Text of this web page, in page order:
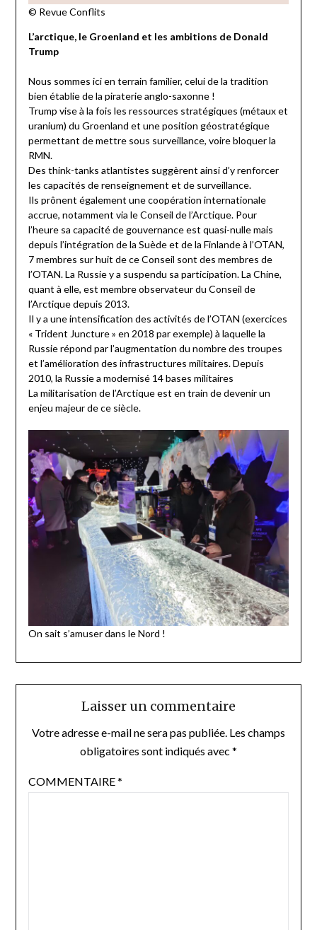
© Revue Conflits
L’arctique, le Groenland et les ambitions de Donald
Trump
Nous sommes ici en terrain familier, celui de la tradition
bien établie de la piraterie anglo-saxonne !
Trump vise à la fois les ressources stratégiques (métaux et
uranium) du Groenland et une position géostratégique
permettant de mettre sous surveillance, voire bloquer la
RMN.
Des think-tanks atlantistes suggèrent ainsi d’y renforcer
les capacités de renseignement et de surveillance.
Ils prônent également une coopération internationale
accrue, notamment via le Conseil de l’Arctique. Pour
l’heure sa capacité de gouvernance est quasi-nulle mais
depuis l’intégration de la Suède et de la Finlande à l’OTAN,
7 membres sur huit de ce Conseil sont des membres de
l’OTAN. La Russie y a suspendu sa participation. La Chine,
quant à elle, est membre observateur du Conseil de
l’Arctique depuis 2013.
Il y a une intensification des activités de l’OTAN (exercices
« Trident Juncture » en 2018 par exemple) à laquelle la
Russie répond par l’augmentation du nombre des troupes
et l’amélioration des infrastructures militaires. Depuis
2010, la Russie a modernisé 14 bases militaires
La militarisation de l’Arctique est en train de devenir un
enjeu majeur de ce siècle.
On sait s’amuser dans le Nord !
Laisser un commentaire
Votre adresse e-mail ne sera pas publiée. Les champs
obligatoires sont indiqués avec *
COMMENTAIRE*